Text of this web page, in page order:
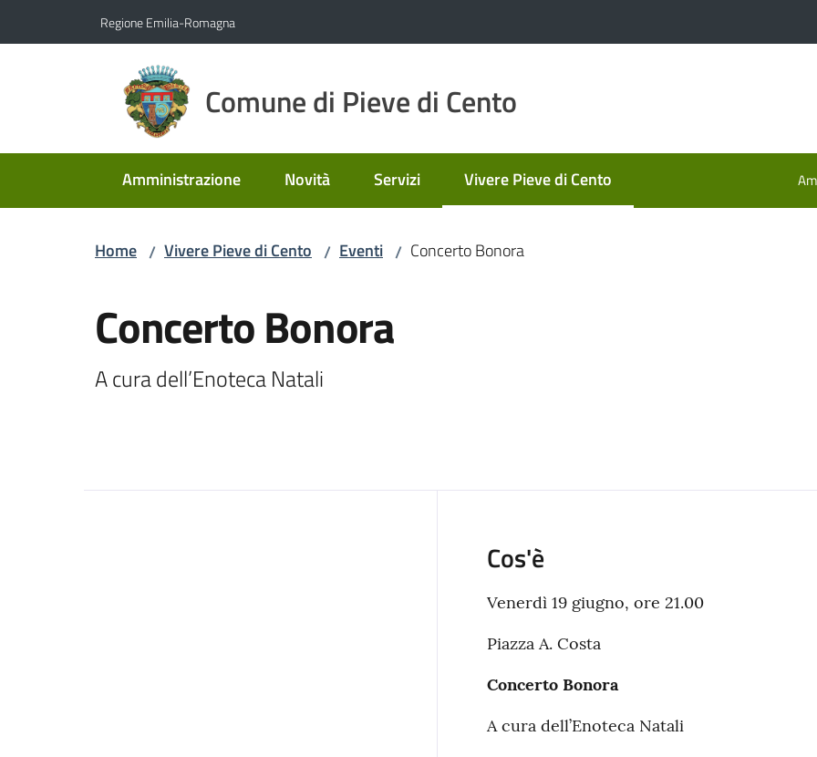
Regione Emilia-Romagna
Comune di Pieve di Cento
Amministrazione Novità Servizi Vivere Pieve di Cento
Menu selezionato
Home / Vivere Pieve di Cento / Eventi / Concerto Bonora
Concerto Bonora
A cura dell’Enoteca Natali
Cos'è
Venerdì 19 giugno, ore 21.00
Piazza A. Costa
Concerto Bonora
A cura dell’Enoteca Natali